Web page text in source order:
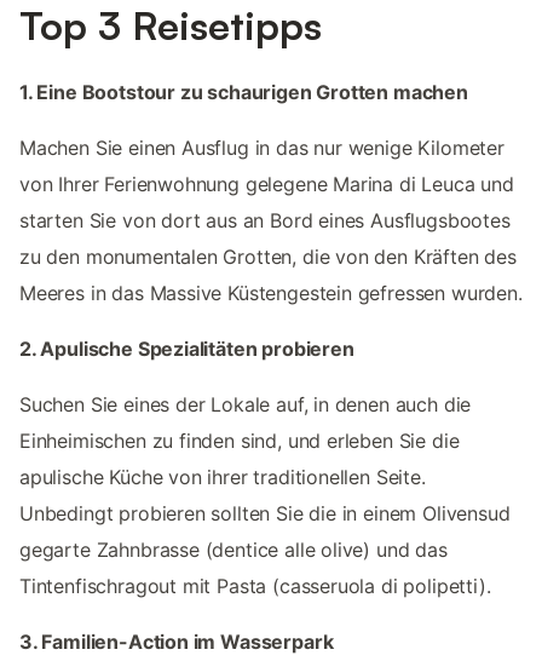
Top 3 Reisetipps
1. Eine Bootstour zu schaurigen Grotten machen
Machen Sie einen Ausflug in das nur wenige Kilometer
von Ihrer Ferienwohnung gelegene Marina di Leuca und
starten Sie von dort aus an Bord eines Ausflugsbootes
zu den monumentalen Grotten, die von den Kräften des
Meeres in das Massive Küstengestein gefressen wurden.
2. Apulische Spezialitäten probieren
Suchen Sie eines der Lokale auf, in denen auch die
Einheimischen zu finden sind, und erleben Sie die
apulische Küche von ihrer traditionellen Seite.
Unbedingt probieren sollten Sie die in einem Olivensud
gegarte Zahnbrasse (dentice alle olive) und das
Tintenfischragout mit Pasta (casseruola di polipetti).
3. Familien-Action im Wasserpark